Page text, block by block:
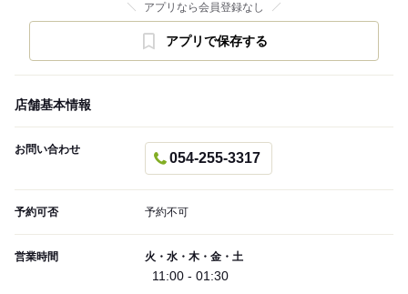
アプリなら会員登録なし
アプリで保存する
店舗基本情報
お問い合わせ
054-255-3317
予約可否 予約不可
営業時間 火・水・木・金・土
11:00 - 01:30